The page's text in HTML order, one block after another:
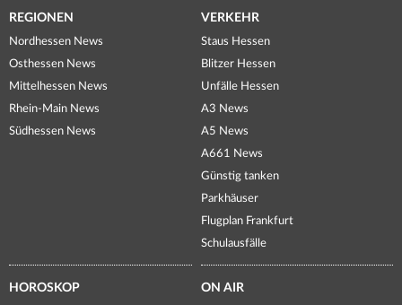
REGIONEN
Nordhessen News
Osthessen News
Mittelhessen News
Rhein-Main News
Südhessen News
VERKEHR
Staus Hessen
Blitzer Hessen
Unfälle Hessen
A3 News
A5 News
A661 News
Günstig tanken
Parkhäuser
Flugplan Frankfurt
Schulausfälle
HOROSKOP ON AIR